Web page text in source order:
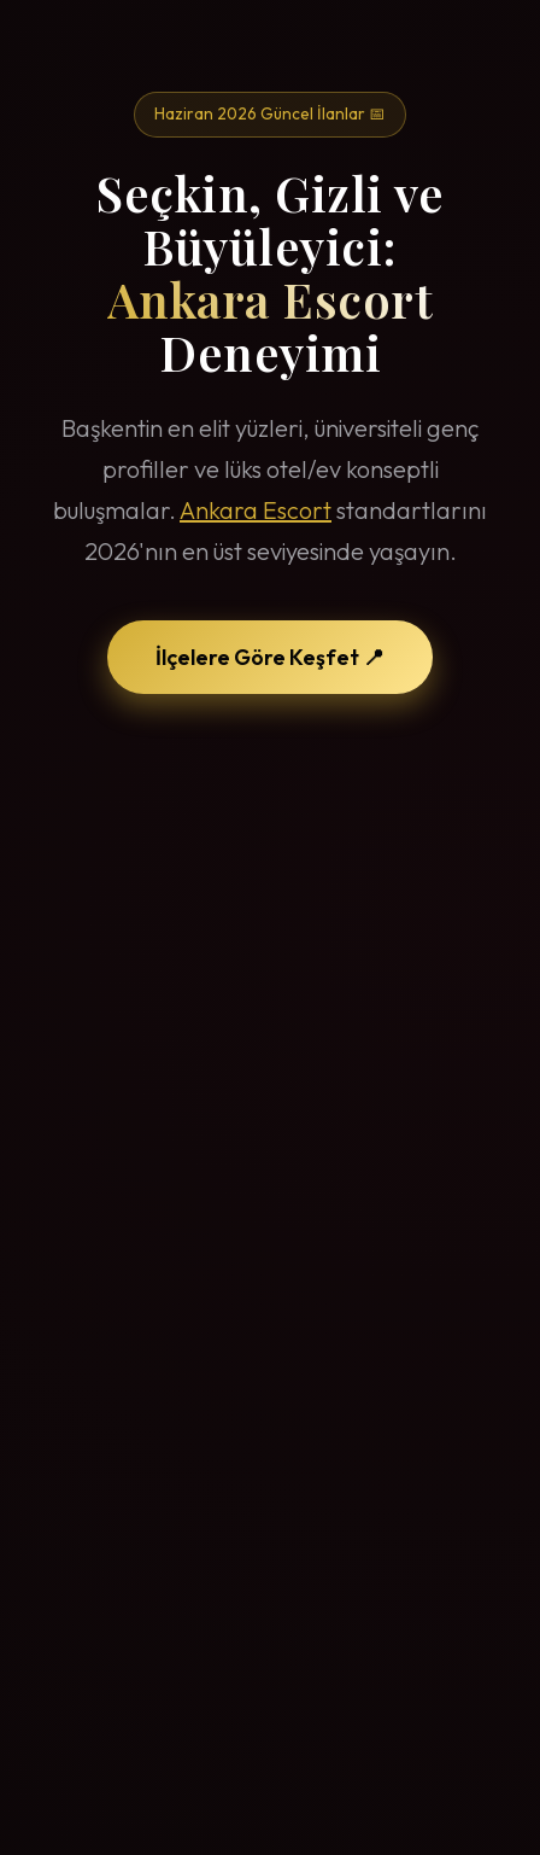
Haziran 2026 Güncel İlanlar 📅
Seçkin, Gizli ve
Büyüleyici:
Ankara Escort
Deneyimi
Başkentin en elit yüzleri, üniversiteli genç
profiller ve lüks otel/ev konseptli
buluşmalar. Ankara Escortstandartlarını
2026'nın en üst seviyesinde yaşayın.
İlçelere Göre Keşfet 📍